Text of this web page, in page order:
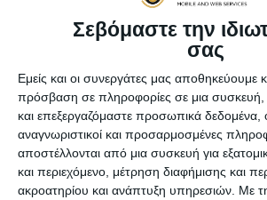
Σεβόμαστε την
σας
Εμείς και οι συνεργάτες μας αποθηκεύουμε
πρόσβαση σε πληροφορίες σε μια
και επεξεργαζόμαστε προσωπικά δεδομένα,
αναγνωριστικοί και προσαρμοσμένες
αποστέλλονται από μια συσκευή για
και περιεχόμενο, μέτρηση διαφήμισης και
ακροατηρίου και ανάπτυξη υπηρεσιών. Με
Εάν επρόκειτο να πάρετε ένα
πετάξετε στο εξωτερικό, θα
ότι το αεροπλάνο είχε λάβει όλους
προγραμματισμένους ελέγχους
έτσι δεν είναι;
Γιατί λοιπόν να μην σκέφτεστε
αυτοκίνητό σας; … σε όλους τους
πρόληψη είναι χίλιες φορές
θεραπεία.